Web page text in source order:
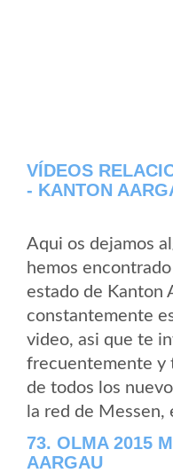
VÍDEOS
- KANTON
Aqui os dejamos
hemos
estado de Kanton
constantemente
video, asi que te
frecuentemente y
de todos los
la red de Messen,
73. OLMA 2015
AARGAU